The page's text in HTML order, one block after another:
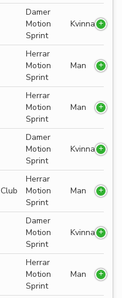
Damer
Motion
Sprint
Kvinna
Herrar
Motion
Sprint
Man
Herrar
Motion
Sprint
Man
Damer
Motion
Sprint
Kvinna
Herrar
Motion
Sprint
Man
Damer
Motion
Sprint
Kvinna
Herrar
Motion
Sprint
Man